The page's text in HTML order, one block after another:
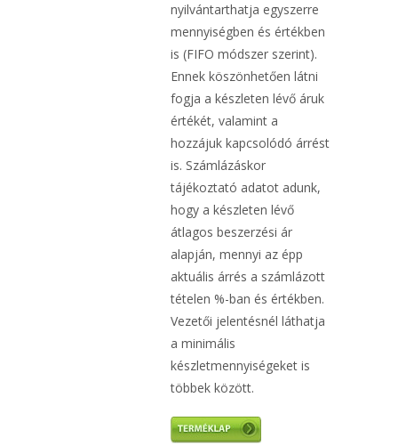
nyilvántarthatja egyszerre
mennyiségben és értékben
is (FIFO módszer szerint).
Ennek köszönhetően látni
fogja a készleten lévő áruk
értékét, valamint a
hozzájuk kapcsolódó árrést
is. Számlázáskor
tájékoztató adatot adunk,
hogy a készleten lévő
átlagos beszerzési ár
alapján, mennyi az épp
aktuális árrés a számlázott
tételen %-ban és értékben.
Vezetői jelentésnél láthatja
a minimális
készletmennyiségeket is
többek között.